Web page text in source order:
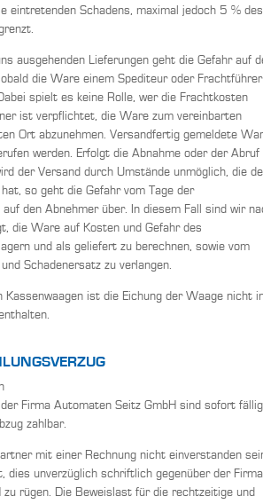
eintretenden Schadens, maximal jedoch 5 % des
ausgehenden Lieferungen geht die Gefahr auf
die Ware einem Spediteur oder Frachtführer
spielt es keine Rolle, wer die Frachtkosten
ist verpflichtet, die Ware zum vereinbarten
Ort abzunehmen. Versandfertig gemeldete
werden. Erfolgt die Abnahme oder der Abruf
der Versand durch Umstände unmöglich, die
so geht die Gefahr vom Tage der
den Abnehmer über. In diesem Fall sind wir
die Ware auf Kosten und Gefahr des
und als geliefert zu berechnen, sowie vom
Schadenersatz zu verlangen.
Kassenwaagen ist die Eichung der Waage nicht
Firma Automaten Seitz GmbH sind sofort fällig
zahlbar.
mit einer Rechnung nicht einverstanden
dies unverzüglich schriftlich gegenüber der Firma
rügen. Die Beweislast für die rechtzeitige und